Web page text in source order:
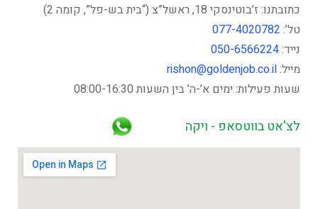
כתובתנו: ז’בוטינסקי 18, ראשל”צ (“בית בש-פל”, קומה 2)
טל’: 077-4020782
נייד:050-6566224
מייל:rishon@goldenjob.co.il
שעות פעילות: ימים א’-ה’ בין השעות 08:00-16:30
לצ'אט בווטסאפ - ויקה